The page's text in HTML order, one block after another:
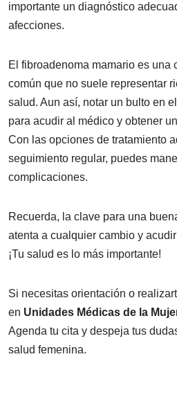
importante un diagnóstico
afecciones.
El fibroadenoma mamario es una
común que no suele representar
salud. Aun así, notar un bulto en
para acudir al médico y obtener
Con las opciones de tratamiento
seguimiento regular, puedes
complicaciones.
Recuerda, la clave para una
atenta a cualquier cambio y
¡Tu salud es lo más importante!
Si necesitas orientación o
en Unidades Médicas de la
Agenda tu cita y despeja tus
salud femenina.